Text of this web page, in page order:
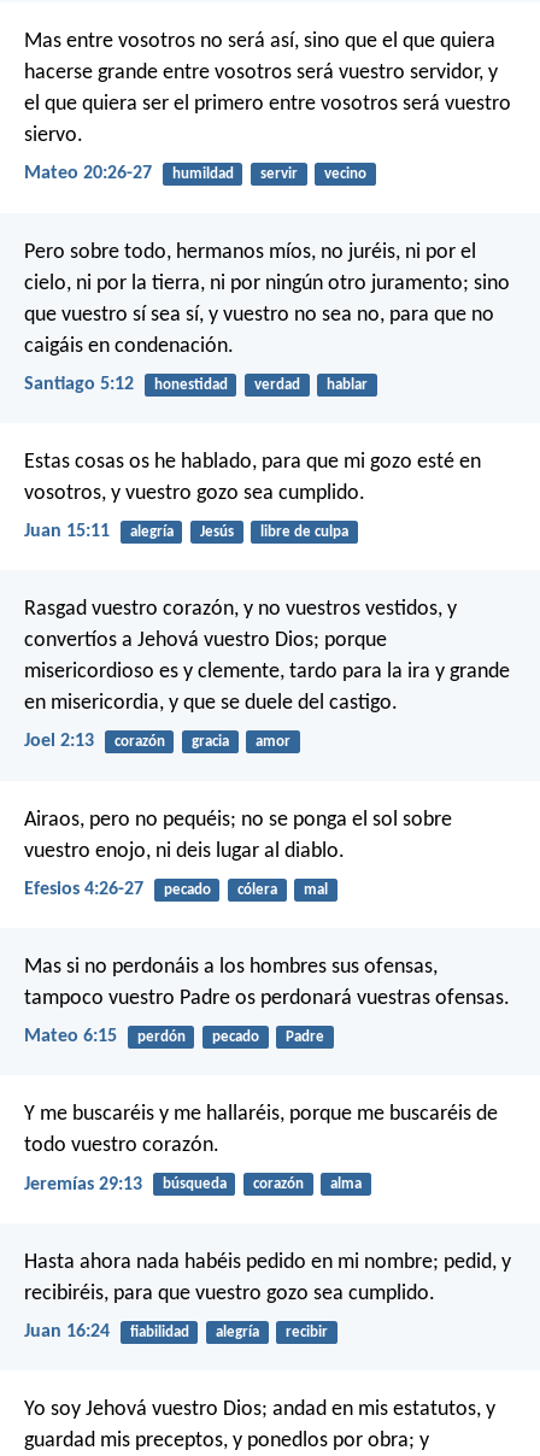
Mas entre vosotros no será así, sino que el que quiera
hacerse grande entre vosotros será vuestro servidor, y
el que quiera ser el primero entre vosotros será vuestro
siervo.
Mateo 20:26-27 humildad servir vecino
Pero sobre todo, hermanos míos, no juréis, ni por el
cielo, ni por la tierra, ni por ningún otro juramento; sino
que vuestro sí sea sí, y vuestro no sea no, para que no
caigáis en condenación.
Santiago 5:12 honestidad verdad hablar
Estas cosas os he hablado, para que mi gozo esté en
vosotros, y vuestro gozo sea cumplido.
Juan 15:11 alegría Jesús libre de culpa
Rasgad vuestro corazón, y no vuestros vestidos, y
convertíos a Jehová vuestro Dios; porque
misericordioso es y clemente, tardo para la ira y grande
en misericordia, y que se duele del castigo.
Joel 2:13 corazón gracia amor
Airaos, pero no pequéis; no se ponga el sol sobre
vuestro enojo, ni deis lugar al diablo.
Efesios 4:26-27 pecado cólera mal
Mas si no perdonáis a los hombres sus ofensas,
tampoco vuestro Padre os perdonará vuestras ofensas.
Mateo 6:15 perdón pecado Padre
Y me buscaréis y me hallaréis, porque me buscaréis de
todo vuestro corazón.
Jeremías 29:13 búsqueda corazón alma
Hasta ahora nada habéis pedido en mi nombre; pedid, y
recibiréis, para que vuestro gozo sea cumplido.
Juan 16:24 fiabilidad alegría recibir
Yo soy Jehová vuestro Dios; andad en mis estatutos, y
guardad mis preceptos, y ponedlos por obra; y